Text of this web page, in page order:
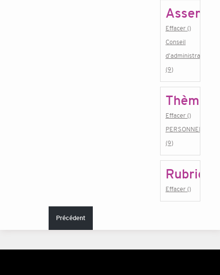
Effacer ()
Conseil
d'administration
(9)
Thème
Effacer ()
PERSONNEL
(9)
Rubrique
Effacer ()
Précédent